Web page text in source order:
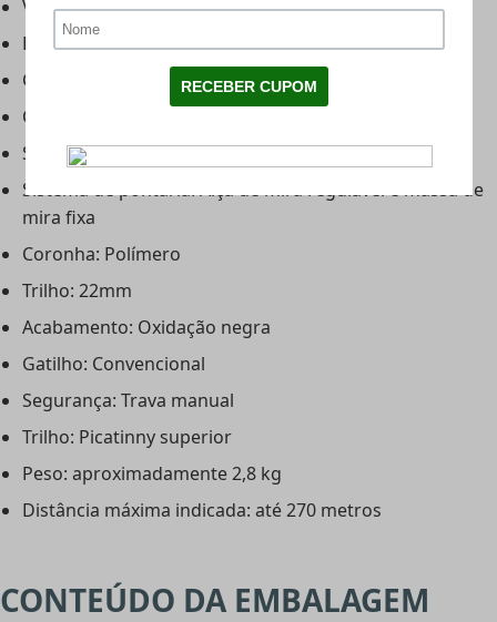
Velocidade máxima: até 244 m/s
Energia: aproximadamente 37 joules
Capacidade do cilindro: 100cc
Comprimento do cano: 21" (polegadas)
Sistema de disparo: Multishot com magazine rotativo
Sistema de pontaria: Alça de mira regulável e massa de
mira fixa
Coronha: Polímero
Trilho: 22mm
Acabamento: Oxidação negra
Gatilho: Convencional
Segurança: Trava manual
Trilho: Picatinny superior
Peso: aproximadamente 2,8 kg
Distância máxima indicada: até 270 metros
CONTEÚDO DA EMBALAGEM